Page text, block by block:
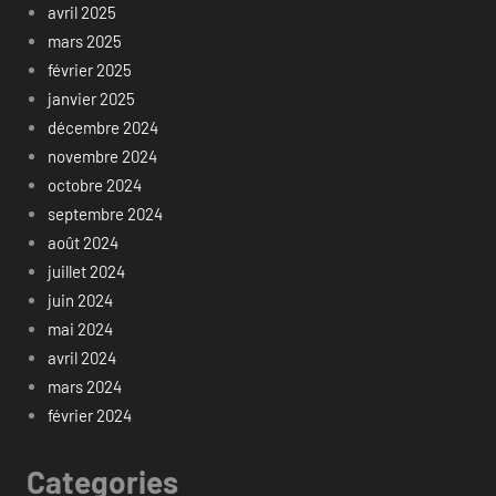
avril 2025
mars 2025
février 2025
janvier 2025
décembre 2024
novembre 2024
octobre 2024
septembre 2024
août 2024
juillet 2024
juin 2024
mai 2024
avril 2024
mars 2024
février 2024
Categories